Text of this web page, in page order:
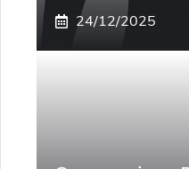
24/12/2025